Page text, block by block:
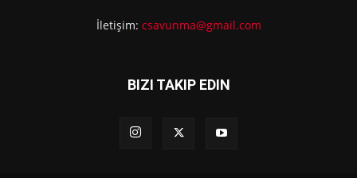
İletişim: csavunma@gmail.com
BIZI TAKIP EDIN